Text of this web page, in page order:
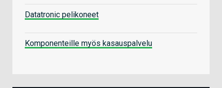
Datatronic pelikoneet
Komponenteille myös kasauspalvelu